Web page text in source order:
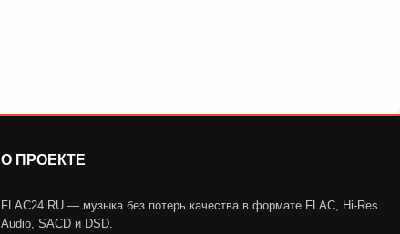
О ПРОЕКТЕ
FLAC24.RU — музыка без потерь качества в формате FLAC, Hi-Res
Audio, SACD и DSD.